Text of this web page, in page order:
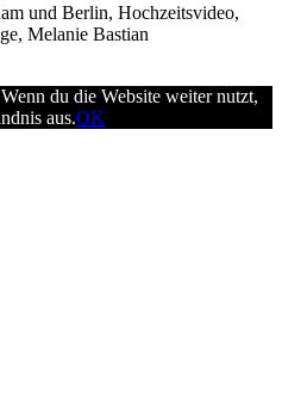
und Berlin, Hochzeitsvideo,
Melanie Bastian
du die Website weiter nutzt,
aus.OK